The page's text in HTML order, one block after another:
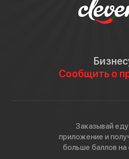
Сообщить о
Заказывай
приложение и
больше баллов на